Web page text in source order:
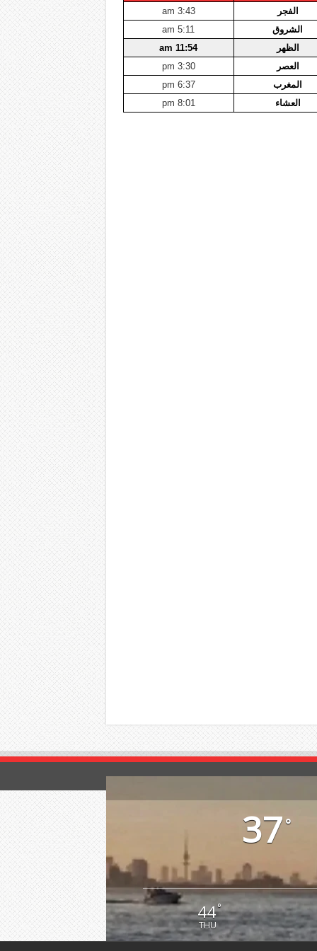
الفجر
3:43 am
الشروق
5:11 am
الظهر
11:54 am
العصر
3:30 pm
المغرب
6:37 pm
العشاء
8:01 pm
37°
44°
THU